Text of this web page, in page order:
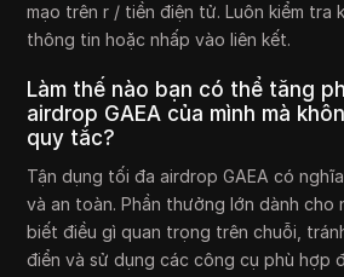
mạo trên r / tiền điện tử. Luôn kiểm tra
thông tin hoặc nhấp vào liên kết.
Làm thế nào bạn có thể tăng
airdrop GAEA của mình mà
quy tắc?
Tận dụng tối đa airdrop GAEA có
và an toàn. Phần thưởng lớn dành cho
biết điều gì quan trọng trên chuỗi,
điển và sử dụng các công cụ phù hợp